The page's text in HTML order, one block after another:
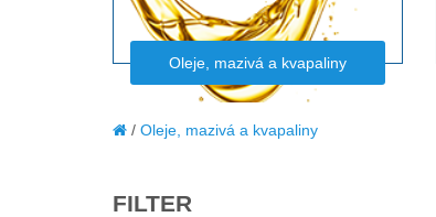
Oleje, mazivá a kvapaliny
Oleje, mazivá a kvapaliny
FILTER